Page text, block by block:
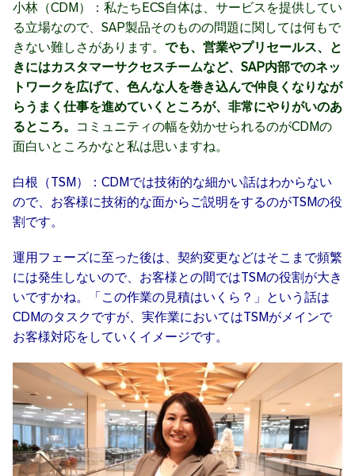
小林（CDM）：私たちECS自体は、サービスを提供してい
る立場なので、SAP製品そのものの問題に関しては何もで
きない難しさがあります。 でも、営業やプリセールス、と
きにはカスタマーサクセスチームなど、SAP内部でのネッ
トワークを広げて、色んな人を巻き込んで仲良くなりなが
らうまく仕事を進めていくところが、非常にやりがいのあ
るところ。
コミュニティの幅を効かせられるのがCDMの
面白いところかなと私は思いますね。
白根（TSM）：CDMでは技術的な細かい話はわからない
ので、お客様に技術的な面からご説明をするのがTSMの役
割です。
運用フェーズに至った後は、契約変更などはそこまで頻繁
には発生しないので、お客様との間ではTSMの役割が大き
いですかね。「この作業の見積はいくら？」という話は
CDMのタスクですが、実作業においてはTSMがメインで
お客様対応をしていくイメージです。